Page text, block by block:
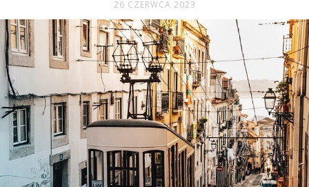
26 CZERWCA 2023